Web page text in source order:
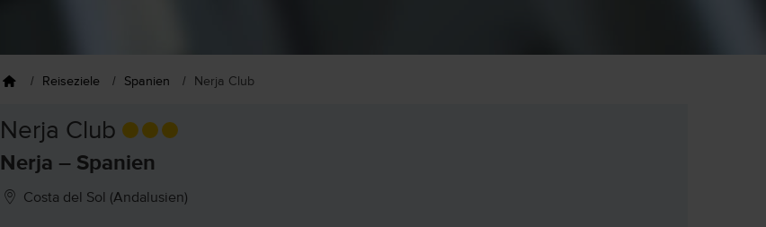
Reiseziele Spanien Nerja Club
Nerja Club
Nerja – Spanien
Costa del Sol (Andalusien)